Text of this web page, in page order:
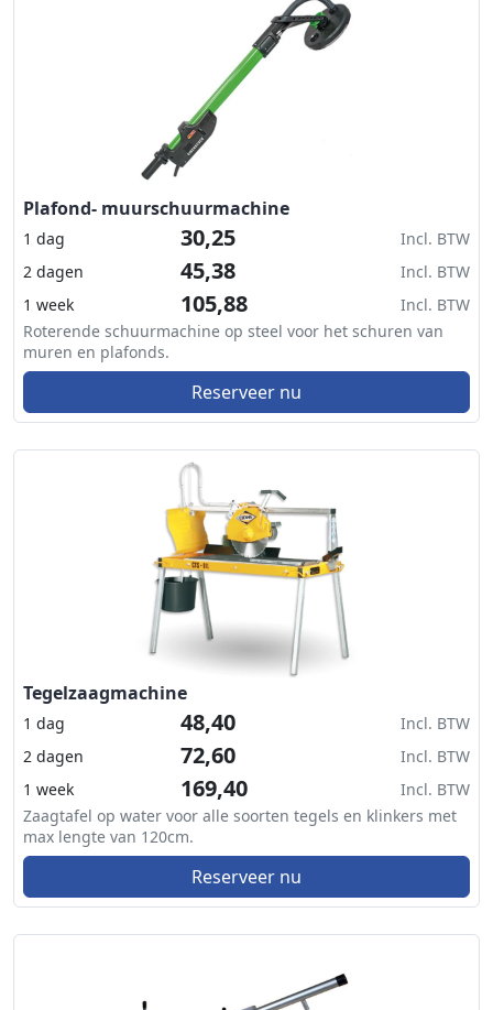
Plafond- muurschuurmachine
1 dag 30,25
Incl. BTW
2 dagen
45,38
Incl. BTW
1 week
105,88
Incl. BTW
Roterende schuurmachine op steel voor het schuren van
muren en plafonds.
Reserveer nu
Tegelzaagmachine
1 dag 48,40
Incl. BTW
2 dagen
72,60
Incl. BTW
1 week
169,40
Incl. BTW
Zaagtafel op water voor alle soorten tegels en klinkers met
max lengte van 120cm.
Reserveer nu